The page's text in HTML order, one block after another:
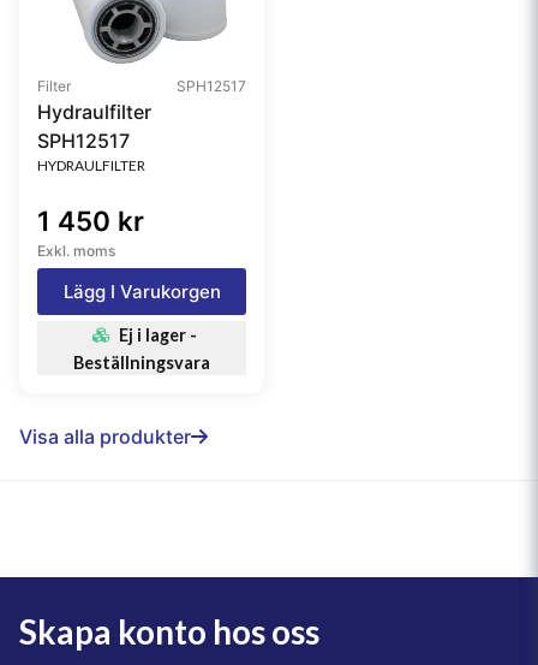
Filter SPH12517
Hydraulfilter
SPH12517
HYDRAULFILTER
1 450 kr
Exkl. moms
Lägg I Varukorgen
Ej i lager -
Beställningsvara
Visa alla produkter
Skapa konto hos oss